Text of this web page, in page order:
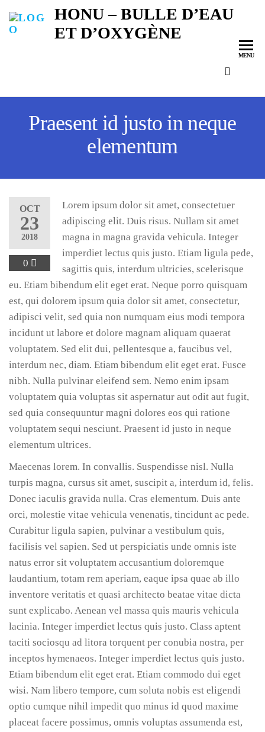
HONU – BULLE D’EAU
ET D’OXYGÈNE
MENU
Praesent id justo in neque
elementum
OCT
23
2018
0
Lorem ipsum dolor sit amet, consectetuer
adipiscing elit. Duis risus. Nullam sit amet
magna in magna gravida vehicula. Integer
imperdiet lectus quis justo. Etiam ligula pede,
sagittis quis, interdum ultricies, scelerisque
eu. Etiam bibendum elit eget erat. Neque porro quisquam
est, qui dolorem ipsum quia dolor sit amet, consectetur,
adipisci velit, sed quia non numquam eius modi tempora
incidunt ut labore et dolore magnam aliquam quaerat
voluptatem. Sed elit dui, pellentesque a, faucibus vel,
interdum nec, diam. Etiam bibendum elit eget erat. Fusce
nibh. Nulla pulvinar eleifend sem. Nemo enim ipsam
voluptatem quia voluptas sit aspernatur aut odit aut fugit,
sed quia consequuntur magni dolores eos qui ratione
voluptatem sequi nesciunt. Praesent id justo in neque
elementum ultrices.
Maecenas lorem. In convallis. Suspendisse nisl. Nulla
turpis magna, cursus sit amet, suscipit a, interdum id, felis.
Donec iaculis gravida nulla. Cras elementum. Duis ante
orci, molestie vitae vehicula venenatis, tincidunt ac pede.
Curabitur ligula sapien, pulvinar a vestibulum quis,
facilisis vel sapien. Sed ut perspiciatis unde omnis iste
natus error sit voluptatem accusantium doloremque
laudantium, totam rem aperiam, eaque ipsa quae ab illo
inventore veritatis et quasi architecto beatae vitae dicta
sunt explicabo. Aenean vel massa quis mauris vehicula
lacinia. Integer imperdiet lectus quis justo. Class aptent
taciti sociosqu ad litora torquent per conubia nostra, per
inceptos hymenaeos. Integer imperdiet lectus quis justo.
Etiam bibendum elit eget erat. Etiam commodo dui eget
wisi. Nam libero tempore, cum soluta nobis est eligendi
optio cumque nihil impedit quo minus id quod maxime
placeat facere possimus, omnis voluptas assumenda est,